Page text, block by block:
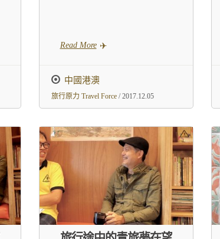
Read More
中國港澳
旅行原力 Travel Force/ 2017.12.05